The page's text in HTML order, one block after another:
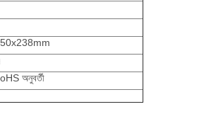
অনুবর্তী